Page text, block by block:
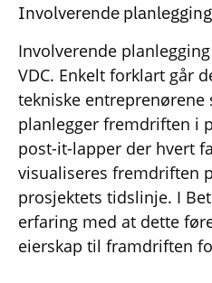
Involverende planlegging
Involverende
VDC. Enkelt forklart går
tekniske
planlegger fremdriften i
post-it-lapper der hvert
visualiseres fremdriften
prosjektets tidslinje. I
erfaring med at dette
eierskap til framdriften